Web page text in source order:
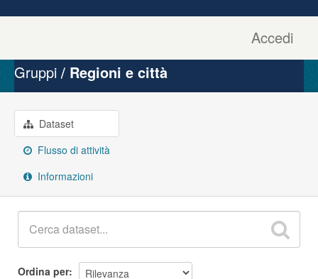
Accedi
Organizzazioni
Gruppi
Informazioni
Gruppi Regioni e città
Dataset
Flusso di attività
Informazioni
Ordina per